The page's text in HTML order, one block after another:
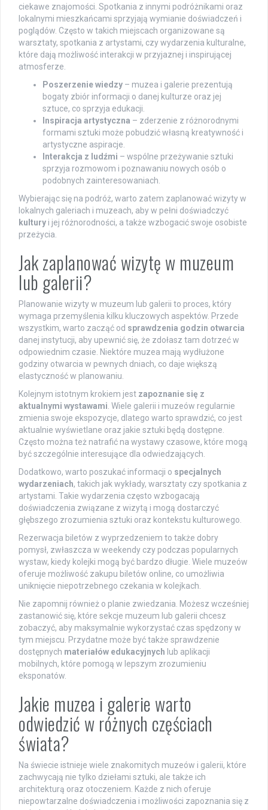
ciekawe znajomości. Spotkania z innymi podróżnikami oraz
lokalnymi mieszkańcami sprzyjają wymianie doświadczeń i
poglądów. Często w takich miejscach organizowane są
warsztaty, spotkania z artystami, czy wydarzenia kulturalne,
które dają możliwość interakcji w przyjaznej i inspirującej
atmosferze.
Poszerzenie wiedzy – muzea i galerie prezentują
bogaty zbiór informacji o danej kulturze oraz jej
sztuce, co sprzyja edukacji.
Inspiracja artystyczna – zderzenie z różnorodnymi
formami sztuki może pobudzić własną kreatywność i
artystyczne aspiracje.
Interakcja z ludźmi – wspólne przeżywanie sztuki
sprzyja rozmowom i poznawaniu nowych osób o
podobnych zainteresowaniach.
Wybierając się na podróż, warto zatem zaplanować wizyty w
lokalnych galeriach i muzeach, aby w pełni doświadczyć
kultury i jej różnorodności, a także wzbogacić swoje osobiste
przeżycia.
Jak zaplanować wizytę w muzeum
lub galerii?
Planowanie wizyty w muzeum lub galerii to proces, który
wymaga przemyślenia kilku kluczowych aspektów. Przede
wszystkim, warto zacząć od sprawdzenia godzin otwarcia
danej instytucji, aby upewnić się, że zdołasz tam dotrzeć w
odpowiednim czasie. Niektóre muzea mają wydłużone
godziny otwarcia w pewnych dniach, co daje większą
elastyczność w planowaniu.
Kolejnym istotnym krokiem jest zapoznanie się z
aktualnymi wystawami . Wiele galerii i muzeów regularnie
zmienia swoje ekspozycje, dlatego warto sprawdzić, co jest
aktualnie wyświetlane oraz jakie sztuki będą dostępne.
Często można też natrafić na wystawy czasowe, które mogą
być szczególnie interesujące dla odwiedzających.
Dodatkowo, warto poszukać informacji o specjalnych
wydarzeniach, takich jak wykłady, warsztaty czy spotkania z
artystami. Takie wydarzenia często wzbogacają
doświadczenia związane z wizytą i mogą dostarczyć
głębszego zrozumienia sztuki oraz kontekstu kulturowego.
Rezerwacja biletów z wyprzedzeniem to także dobry
pomysł, zwłaszcza w weekendy czy podczas popularnych
wystaw, kiedy kolejki mogą być bardzo długie. Wiele muzeów
oferuje możliwość zakupu biletów online, co umożliwia
uniknięcie niepotrzebnego czekania w kolejkach.
Nie zapomnij również o planie zwiedzania. Możesz wcześniej
zastanowić się, które sekcje muzeum lub galerii chcesz
zobaczyć, aby maksymalnie wykorzystać czas spędzony w
tym miejscu. Przydatne może być także sprawdzenie
dostępnych materiałów edukacyjnych lub aplikacji
mobilnych, które pomogą w lepszym zrozumieniu
eksponatów.
Jakie muzea i galerie warto
odwiedzić w różnych częściach
świata?
Na świecie istnieje wiele znakomitych muzeów i galerii, które
zachwycają nie tylko dziełami sztuki, ale także ich
architekturą oraz otoczeniem. Każde z nich oferuje
niepowtarzalne doświadczenia i możliwości zapoznania się z